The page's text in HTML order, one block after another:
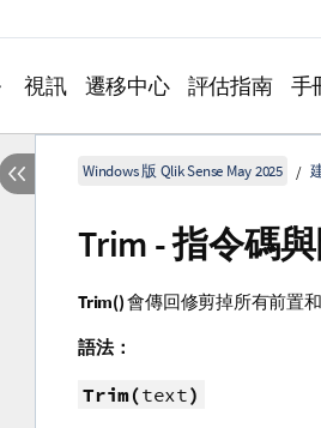
視訊 遷移中心 評估指南 手
Windows 版 Qlik Sense May 2025
Trim - 指令碼
Trim()會傳回修剪掉所有前置
語法：
Trim(text)